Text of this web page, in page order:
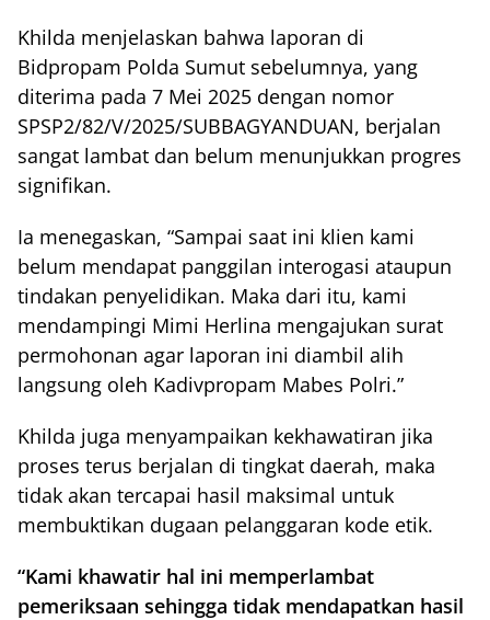
Khilda menjelaskan bahwa laporan di
Bidpropam Polda Sumut sebelumnya, yang
diterima pada 7 Mei 2025 dengan nomor
SPSP2/82/V/2025/SUBBAGYANDUAN, berjalan
sangat lambat dan belum menunjukkan progres
signifikan.
Ia menegaskan, “Sampai saat ini klien kami
belum mendapat panggilan interogasi ataupun
tindakan penyelidikan. Maka dari itu, kami
mendampingi Mimi Herlina mengajukan surat
permohonan agar laporan ini diambil alih
langsung oleh Kadivpropam Mabes Polri.”
Khilda juga menyampaikan kekhawatiran jika
proses terus berjalan di tingkat daerah, maka
tidak akan tercapai hasil maksimal untuk
membuktikan dugaan pelanggaran kode etik.
“Kami khawatir hal ini memperlambat
pemeriksaan sehingga tidak mendapatkan hasil